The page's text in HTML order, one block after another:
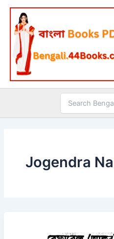
Skip
content
Search
for:
Jogendra